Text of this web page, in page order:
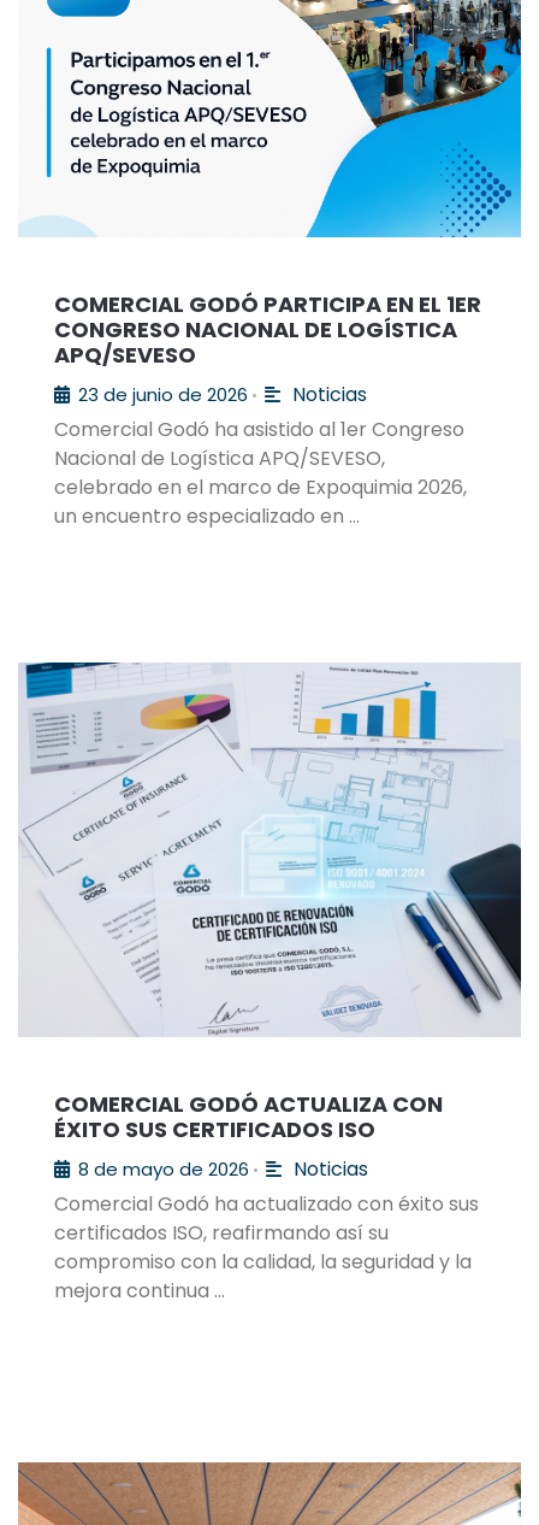
COMERCIAL GODÓ PARTICIPA EN EL 1ER
CONGRESO NACIONAL DE LOGÍSTICA
APQ/SEVESO
23 de junio de 2026 •
Noticias
Comercial Godó ha asistido al 1er Congreso
Nacional de Logística APQ/SEVESO,
celebrado en el marco de Expoquimia 2026,
un encuentro especializado en …
COMERCIAL GODÓ ACTUALIZA CON
ÉXITO SUS CERTIFICADOS ISO
8 de mayo de 2026 •
Noticias
Comercial Godó ha actualizado con éxito sus
certificados ISO, reafirmando así su
compromiso con la calidad, la seguridad y la
mejora continua …